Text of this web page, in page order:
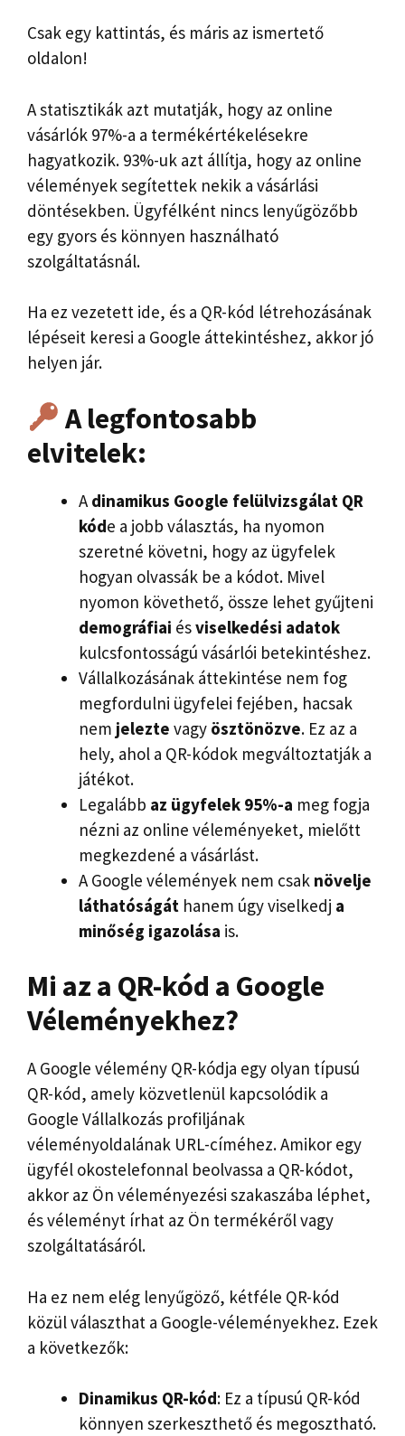
Csak egy kattintás, és máris az ismertető
oldalon!
A statisztikák azt mutatják, hogy az online
vásárlók 97%-a a termékértékelésekre
hagyatkozik. 93%-uk azt állítja, hogy az online
vélemények segítettek nekik a vásárlási
döntésekben. Ügyfélként nincs lenyűgözőbb
egy gyors és könnyen használható
szolgáltatásnál.
Ha ez vezetett ide, és a QR-kód létrehozásának
lépéseit keresi a Google áttekintéshez, akkor jó
helyen jár.
A legfontosabb
elvitelek:
A dinamikus Google felülvizsgálat QR
kóde a jobb választás, ha nyomon
szeretné követni, hogy az ügyfelek
hogyan olvassák be a kódot. Mivel
nyomon követhető, össze lehet gyűjteni
demográfiai ésviselkedési adatok
kulcsfontosságú vásárlói betekintéshez.
Vállalkozásának áttekintése nem fog
megfordulni ügyfelei fejében, hacsak
nem jelezte vagy ösztönözve. Ez az a
hely, ahol a QR-kódok megváltoztatják a
játékot.
Legalább az ügyfelek 95%-a meg fogja
nézni az online véleményeket, mielőtt
megkezdené a vásárlást.
A Google vélemények nem csak növelje
láthatóságát hanem úgy viselkedj a
minőség igazolása is.
Mi az a QR-kód a Google
Véleményekhez?
A Google vélemény QR-kódja egy olyan típusú
QR-kód, amely közvetlenül kapcsolódik a
Google Vállalkozás profiljának
véleményoldalának URL-címéhez. Amikor egy
ügyfél okostelefonnal beolvassa a QR-kódot,
akkor az Ön véleményezési szakaszába léphet,
és véleményt írhat az Ön termékéről vagy
szolgáltatásáról.
Ha ez nem elég lenyűgöző, kétféle QR-kód
közül választhat a Google-véleményekhez. Ezek
a következők:
Dinamikus QR-kód: Ez a típusú QR-kód
könnyen szerkeszthető és megosztható.